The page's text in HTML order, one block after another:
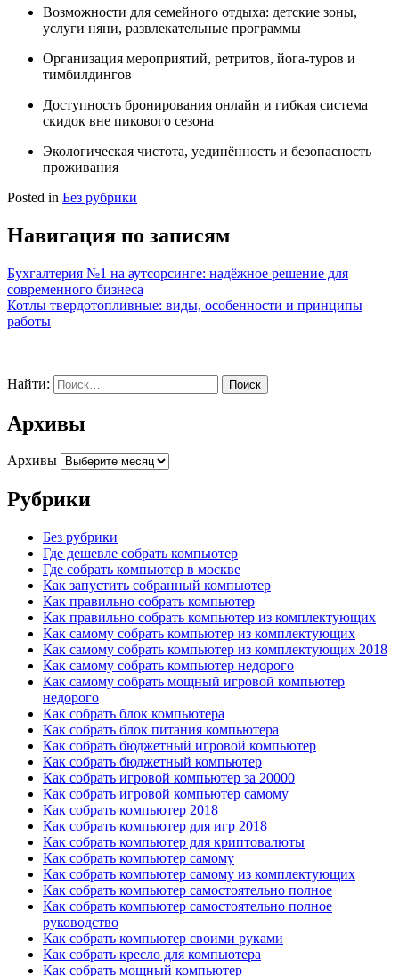
Возможности для семейного отдыха: детские зоны,
услуги няни, развлекательные программы
Организация мероприятий, ретритов, йога-туров и
тимбилдингов
Доступность бронирования онлайн и гибкая система
скидок вне пикового сезона
Экологическая чистота, уединённость и безопасность
проживания
Posted in Без рубрики
Навигация по записям
Бухгалтерия №1 на аутсорсинге: надёжное решение для
современного бизнеса
Котлы твердотопливные: виды, особенности и принципы
работы
Найти:
Архивы
Архивы
Рубрики
Без рубрики
Где дешевле собрать компьютер
Где собрать компьютер в москве
Как запустить собранный компьютер
Как правильно собрать компьютер
Как правильно собрать компьютер из комплектующих
Как самому собрать компьютер из комплектующих
Как самому собрать компьютер из комплектующих 2018
Как самому собрать компьютер недорого
Как самому собрать мощный игровой компьютер
недорого
Как собрать блок компьютера
Как собрать блок питания компьютера
Как собрать бюджетный игровой компьютер
Как собрать бюджетный компьютер
Как собрать игровой компьютер за 20000
Как собрать игровой компьютер самому
Как собрать компьютер 2018
Как собрать компьютер для игр 2018
Как собрать компьютер для криптовалюты
Как собрать компьютер самому
Как собрать компьютер самому из комплектующих
Как собрать компьютер самостоятельно полное
Как собрать компьютер самостоятельно полное
руководство
Как собрать компьютер своими руками
Как собрать кресло для компьютера
Как собрать мощный компьютер